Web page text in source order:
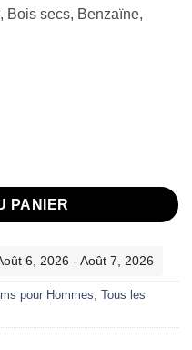
Bois secs, Benzaïne,
PANIER
6, 2026 - Août 7, 2026
pour Hommes Tous les